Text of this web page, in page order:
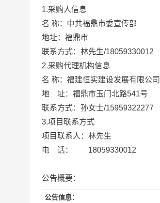
1.采购人信息
名 称：中共福鼎市委宣
地址：福鼎市
联系方式：林先生/
2.采购代理机构信息
名 称：福建恒实建
地 址：福鼎市玉
联系方式：孙女士
3.项目联系方式
项目联系人：林先生
电 话： 18059330012
公告概要：
公告信息：